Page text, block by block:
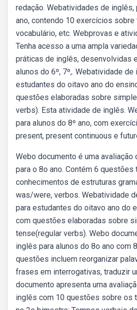
redação. Webatividades de inglês,
ano, contendo 10 exercícios
vocabulário, etc. Webprovas e
Tenha acesso a uma ampla
práticas de inglês, desenvolvidas
alunos do 6º, 7º,. Webatividade
estudantes do oitavo ano do
questões elaboradas sobre
verbs). Esta atividade de inglês.
para alunos do 8º ano, com
present, present continuous e
Webo documento é uma avaliação
para o 8o ano. Contém 6 questões
conhecimentos de estruturas
was/were, verbos. Webatividade
para estudantes do oitavo ano do
com questões elaboradas sobre
tense(regular verbs). Webo
inglês para alunos do 8o ano com
questões incluem reorganizar
frases em interrogativas, traduzir
documento apresenta uma
inglês com 10 questões sobre os